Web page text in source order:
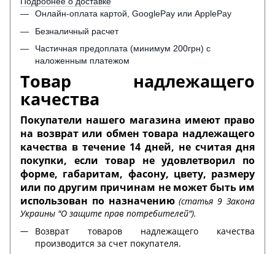
Онлайн-оплата картой, GooglePay или ApplePay
Безналичный расчет
Частичная предоплата (минимум 200грн) с
наложенным платежом
Товар надлежащего
качества
Покупатели нашего магазина имеют право
на возврат или обмен товара надлежащего
качества в течение 14 дней, не считая дня
покупки, если товар не удовлетворил по
форме, габаритам, фасону, цвету, размеру
или по другим причинам не может быть им
использован по назначению(статья 9 Закона
Украины "О защите прав потребителей").
Возврат товаров надлежащего качества
производится за счет покупателя.